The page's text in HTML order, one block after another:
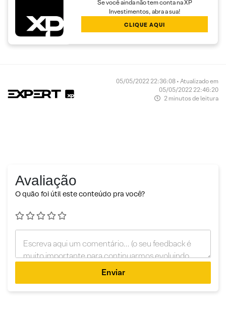
Se você ainda não tem conta na XP
Investimentos, abra a sua!
CLIQUE AQUI
05/05/2022 22:36:08 • Atualizado em
05/05/2022 22:46:20
2 minutos de leitura
Avaliação
O quão foi útil este conteúdo pra você?
Enviar